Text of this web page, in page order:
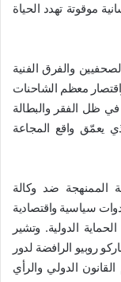
موقوتة تهدد الحياة
والفرق الفنية
معظم الشاحنات
ظل الفقر والبطالة
يعمّق واقع المجاعة
الممنهجة ضد وكالة
سياسية واقتصادية
الدولية. وتشير
روبيو الرافضة لدور
الدولي والرأي